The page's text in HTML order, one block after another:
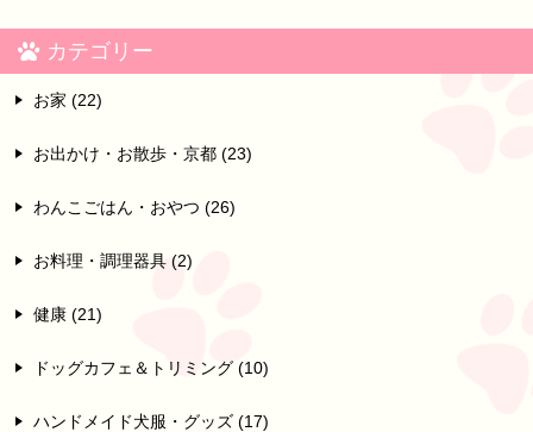
カテゴリー
お家 (22)
お出かけ・お散歩・京都 (23)
わんこごはん・おやつ (26)
お料理・調理器具 (2)
健康 (21)
ドッグカフェ＆トリミング (10)
ハンドメイド犬服・グッズ (17)